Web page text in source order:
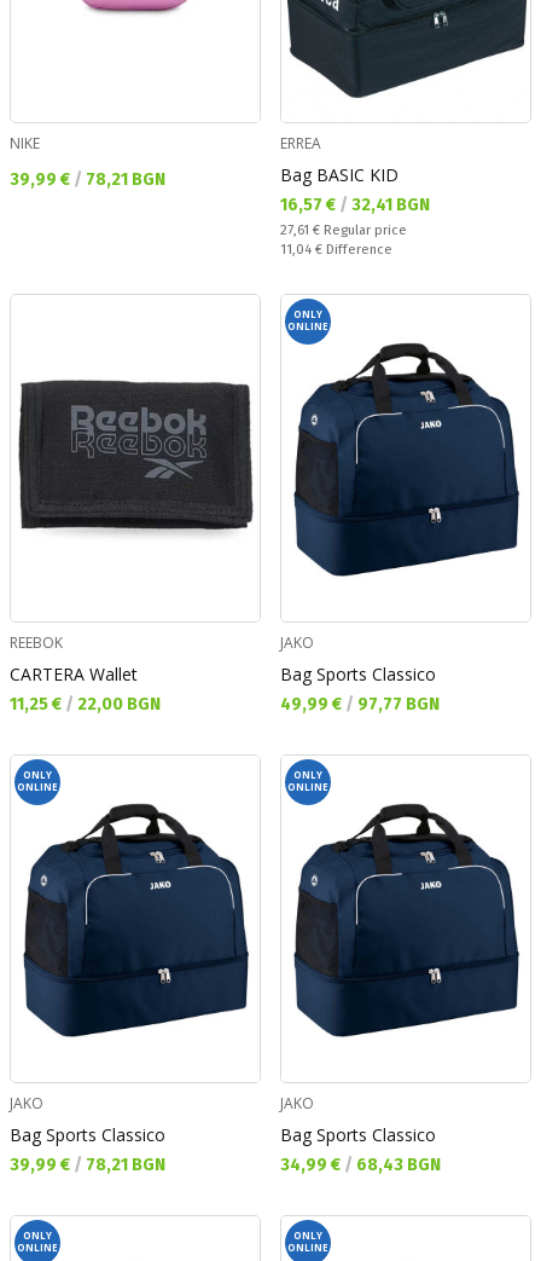
NIKE
Текуща цена:
39,99 € / 78,21 BGN
ERREA
Bag BASIC KID
Текуща цена:
16,57 € / 32,41 BGN
Regular price:
27,61 € Regular price
Спестявате:
11,04 € Difference
REEBOK
CARTERA Wallet
Текуща цена:
11,25 € / 22,00 BGN
ONLY
ONLINE
JAKO
Bag Sports Classico
Текуща цена:
49,99 € / 97,77 BGN
ONLY
ONLINE
JAKO
Bag Sports Classico
Текуща цена:
39,99 € / 78,21 BGN
ONLY
ONLINE
JAKO
Bag Sports Classico
Текуща цена:
34,99 € / 68,43 BGN
ONLY
ONLINE
ONLY
ONLINE